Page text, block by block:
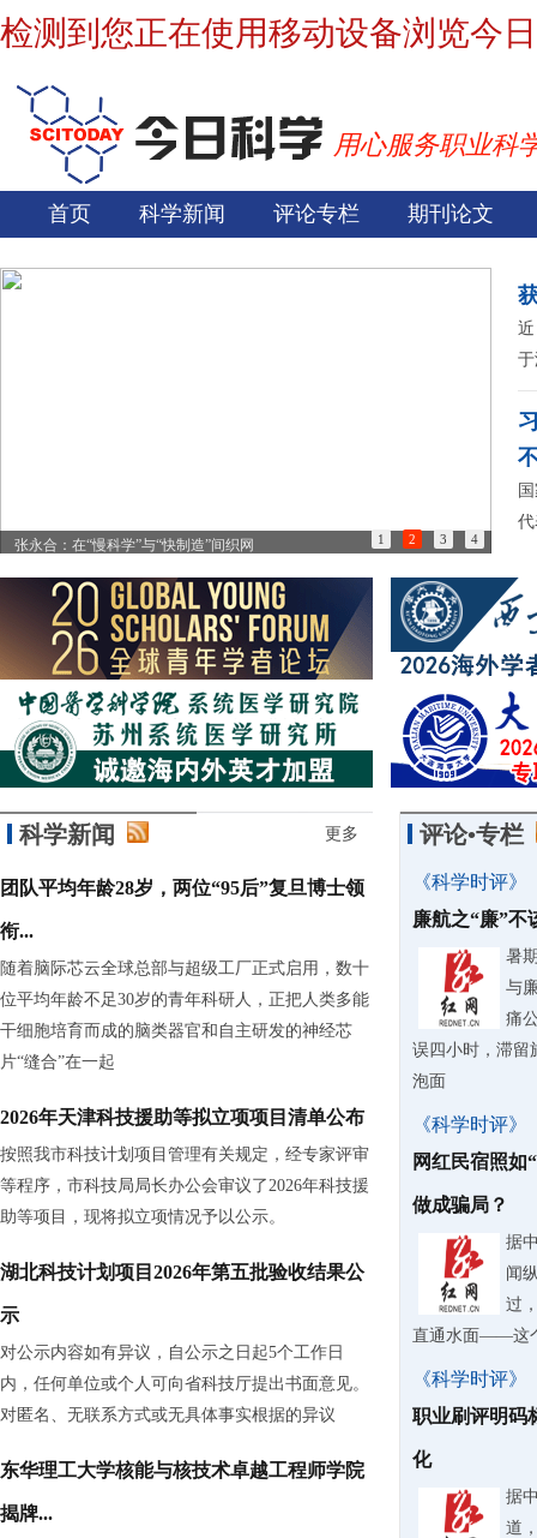
检测到您正在使用移动设备浏览今
用心服务职业科
首页 科学新闻 评论专栏 期刊论文
张永合：在“慢科学”与“快制造”间织网 1 2 3 4
科学新闻 更多
团队平均年龄28岁，两位“95后”复旦博士领
衔...
随着脑际芯云全球总部与超级工厂正式启用，数十
位平均年龄不足30岁的青年科研人，正把人类多能
干细胞培育而成的脑类器官和自主研发的神经芯
片“缝合”在一起
2026年天津科技援助等拟立项项目清单公布
按照我市科技计划项目管理有关规定，经专家评审
等程序，市科技局局长办公会审议了2026年科技援
助等项目，现将拟立项情况予以公示。
湖北科技计划项目2026年第五批验收结果公
示
对公示内容如有异议，自公示之日起5个工作日
内，任何单位或个人可向省科技厅提出书面意见。
对匿名、无联系方式或无具体事实根据的异议
东华理工大学核能与核技术卓越工程师学院
揭牌...
评论•专栏
《科学时评》
廉航之“廉”不
暑
与
痛
误四小时，滞留
泡面
《科学时评》
网红民宿照如
做成骗局？
据
闻
过
直通水面——这
《科学时评》
职业刷评明码
化
据
道